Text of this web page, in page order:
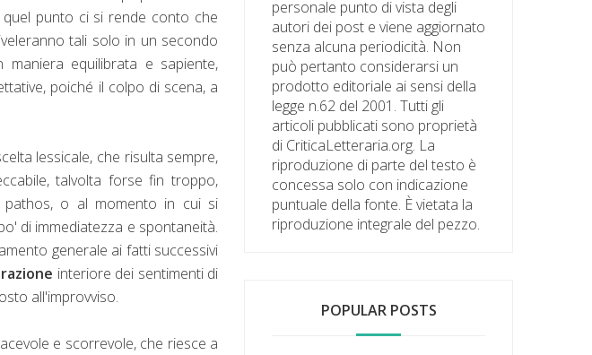
punto ci si rende conto che
tali solo in un secondo
equilibrata e sapiente,
poiché il colpo di scena, a
lessicale, che risulta sempre,
talvolta forse fin troppo,
pathos, o al momento in cui si
di immediatezza e spontaneità.
generale ai fatti successivi
interiore dei sentimenti di
all'improvviso.
e scorrevole, che riesce a
personale punto di vista degli
autori dei post e viene aggiornato
senza alcuna periodicità. Non
può pertanto considerarsi un
prodotto editoriale ai sensi della
legge n.62 del 2001. Tutti gli
articoli pubblicati sono proprietà
di CriticaLetteraria.org. La
riproduzione di parte del testo è
concessa solo con indicazione
puntuale della fonte. È vietata la
riproduzione integrale del pezzo.
POPULAR POSTS